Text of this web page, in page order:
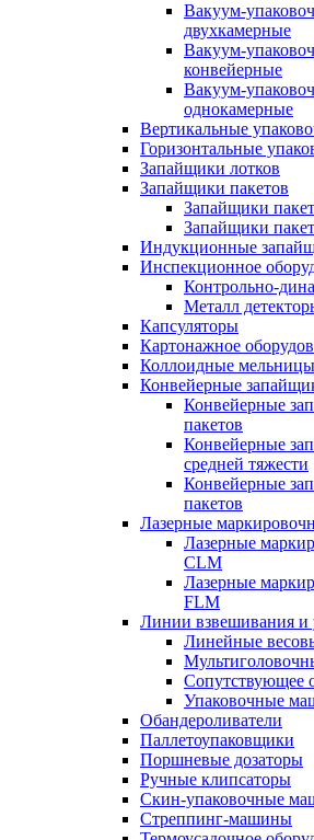
Вакуум-
двухкамерные
Вакуум-
конвейерные
Вакуум-
однокамерные
Вертикальные
Горизонтальные
Запайщики лотков
Запайщики пакетов
Запайщики
Запайщики
Индукционные
Инспекционное
Контрольно-
Металл
Капсуляторы
Картонажное
Коллоидные мельницы
Конвейерные
Конвейерные
пакетов
Конвейерные
средней тяжести
Конвейерные
пакетов
Лазерные
Лазерные
CLM
Лазерные
FLM
Линии взвешивания и
Линейные
Сопутствующее
Упаковочные
Обандероливатели
Паллетоупаковщики
Поршневые дозаторы
Ручные клипсаторы
Скин-упаковочные
Стреппинг-машины